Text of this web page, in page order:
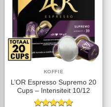
KOFFIE
L’OR Espresso Supremo 20
Cups – Intensiteit 10/12